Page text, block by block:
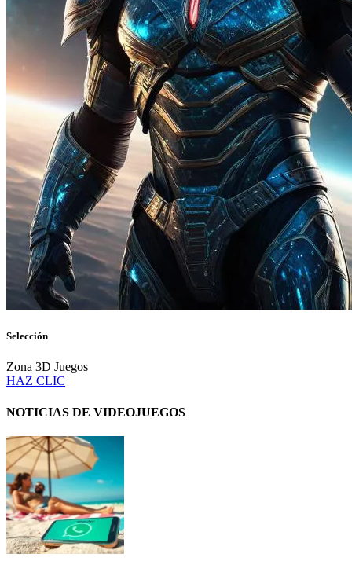
Selección
Zona 3D Juegos
HAZ CLIC
NOTICIAS DE VIDEOJUEGOS